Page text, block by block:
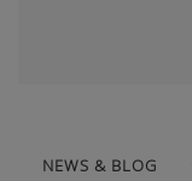
NEWS & BLOG